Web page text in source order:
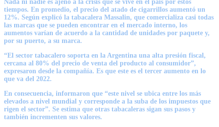
Nada ni nadie es ajeno a la crisis que se vive en el país por estos
tiempos. En promedio, el precio del atado de cigarrillos aumentó un
12%. Según explicó la tabacalera Massalin, que comercializa casi todas
las marcas que se pueden encontrar en el mercado interno, los
aumentos varían de acuerdo a la cantidad de unidades por paquete y,
por su puerto, a su marca.
“El sector tabacalero soporta en la Argentina una alta presión fiscal,
cercana al 80% del precio de venta del producto al consumidor”,
expresaron desde la compañía. Es que este es el tercer aumento en lo
que va del 2022.
En consecuencia, informaron que “este nivel se ubica entre los más
elevados a nivel mundial y corresponde a la suba de los impuestos que
rigen el sector”. Se estima que otras tabacaleras sigan sus pasos y
también incrementen sus valores.